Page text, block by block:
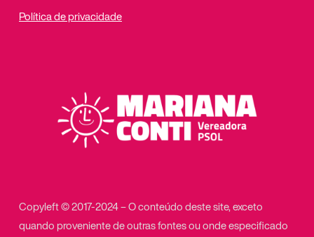
Política de privacidade
Copyleft © 2017-2024 – O conteúdo deste site, exceto
quando proveniente de outras fontes ou onde especificado